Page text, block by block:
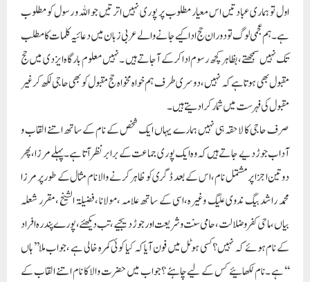
اول تو ہماری عبادتیں اس معیار مطلوب پر پوری نہیں اترتیں جو اللہ و رسول کو مطلوب
ہے ۔ہم عجمی لوگ تو دوران حج اداکیے جانے والے عربی زبان میں دعائیہ کلمات کا مطلب
تک نہیں سمجھتے ، بظاہر کچھ رسوم ادا کرکے آجاتے ہیں ۔نہیں معلوم بارگاہ ایزدی میں حج
مقبول بھی ہوتا ہے کہ نہیں ،دوسری طرف ہم خواہ مخواہ حج مقبول کو بھی حاجی لکھ کر غیر
مقبول کی فہرست میں شمار کرادیتے ہیں ۔
صرف حاجی کا لاحقہ ہی نہیں ہمارے یہاں ایک شخص کے نام کے ساتھ اتنے القاب و
آداب جوڑ دیے جاتے ہیں کہ وہ ایک پوری جماعت کے برابر نظر آتا ہے ۔پہلے مرزا،پھر
دوتین اجزا پر مشتمل نام ،اس کے بعد ڈگری کو ظاہر کرنے والا نام مثال کے طور پر مرزا
محمد راشد بیگ ندوی علیگ وغیرہ،اسی کے ساتھ علامہ ،مولانا ،فضیلۃ الشیخ ،مقرر شعلہ
بیاں ،ماحی کفر و ضلالت ،حامی سنت و شریعت اور جوڑ دیجیے ،تب دیکھئے ،پورے پندرہ افراد
کے نام ہوئے کہ نہیں؟کسی ہوٹل میں فون آیا کہ کیا کوئی کمرہ خالی ہے ،جواب ملا’’ ہاں
‘‘ہے ۔نام لکھائیے کس کے لیے چاہئے ؟جواب میں حضرت والا کا نام اتنے القاب کے